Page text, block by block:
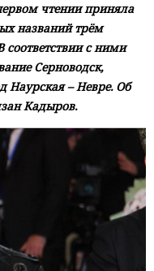
чтении приняла
названий трём
с ними
Серноводск,
Наурская – Невре. Об
Кадыров.